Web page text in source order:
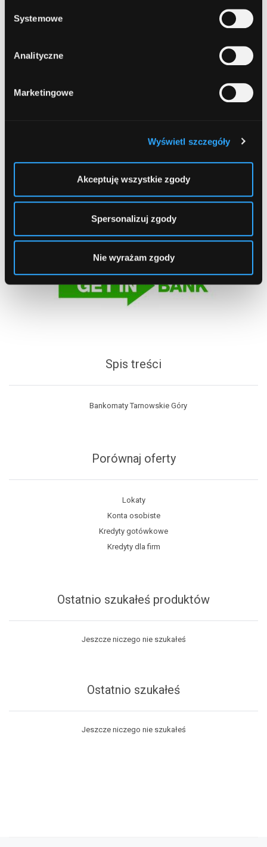
Systemowe
Analityczne
Marketingowe
Wyświetl szczegóły
Akceptuję wszystkie zgody
Spersonalizuj zgody
Nie wyrażam zgody
Spis treści
Bankomaty Tarnowskie Góry
Porównaj oferty
Lokaty
Konta osobiste
Kredyty gotówkowe
Kredyty dla firm
Ostatnio szukałeś produktów
Jeszcze niczego nie szukałeś
Ostatnio szukałeś
Jeszcze niczego nie szukałeś
Góry, Bytomska 6
15
ING Bank Śląski
, Tarnowskie Góry, Piastowska